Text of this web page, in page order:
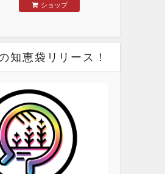
ショップ
知恵袋リリース！